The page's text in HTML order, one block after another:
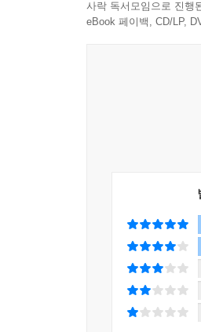
사락 독서모임으로 진행
eBook 페이백, CD/LP,